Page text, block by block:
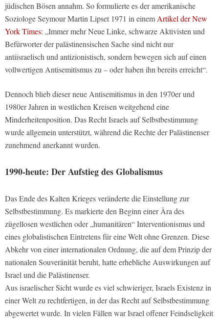
jüdischen Bösen annahm. So formulierte es der amerikanische
Soziologe Seymour Martin Lipset 1971 in einemArtikel der New
York Times: „Immer mehr Neue Linke, schwarze Aktivisten und
Befürworter der palästinensischen Sache sind nicht nur
antiisraelisch und antizionistisch, sondern bewegen sich auf einen
vollwertigen Antisemitismus zu – oder haben ihn bereits erreicht“.
Dennoch blieb dieser neue Antisemitismus in den 1970er und
1980er Jahren in westlichen Kreisen weitgehend eine
Minderheitenposition. Das Recht Israels auf Selbstbestimmung
wurde allgemein unterstützt, während die Rechte der Palästinenser
zunehmend anerkannt wurden.
1990-heute: Der Aufstieg des Globalismus
Das Ende des Kalten Krieges veränderte die Einstellung zur
Selbstbestimmung. Es markierte den Beginn einer Ära des
zügellosen westlichen oder „humanitären“ Interventionismus und
eines globalistischen Eintretens für eine Welt ohne Grenzen. Diese
Abkehr von einer internationalen Ordnung, die auf dem Prinzip der
nationalen Souveränität beruht, hatte erhebliche Auswirkungen auf
Israel und die Palästinenser.
Aus israelischer Sicht wurde es viel schwieriger, Israels Existenz in
einer Welt zu rechtfertigen, in der das Recht auf Selbstbestimmung
abgewertet wurde. In vielen Fällen war Israel offener Feindseligkeit